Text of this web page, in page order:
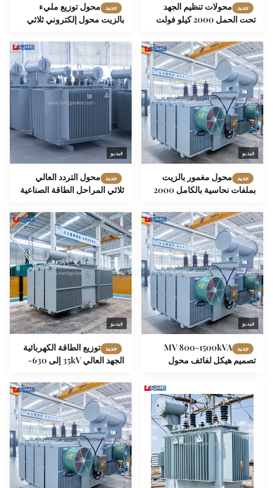
جديد
محولات تنظيم الجهد
تحت الحمل 2000 كيلو فولت
خارجية من النوع الزيتي محكمة
الإغلاق بالكامل
جديد
محول توزيع مليء
بالزيت محول إلكتروني ثلاثي
2500kva
فيديو
جديد
محول مغمور بالزيت
بملفات نحاسية بالكامل 2000
كيلو فولت أمبير 35 كيلو فولت
Yd11 متجه
فيديو
جديد
محول التردد العالي
ثلاثي المراحل الطاقة الصناعية
35kV 1600kVA
فيديو
جديد
MV 800-1500kVA
تصميم هيكل لفائف محول
فيديو
جديد
توزيع الطاقة الكهربائية
الجهد العالي 35kV إلى 630-
المغمور بالزيت